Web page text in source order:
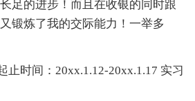
足的进步！而且在收银的同时跟
锻炼了我的交际能力！一举多
时间：20xx.1.12-20xx.1.17 实习